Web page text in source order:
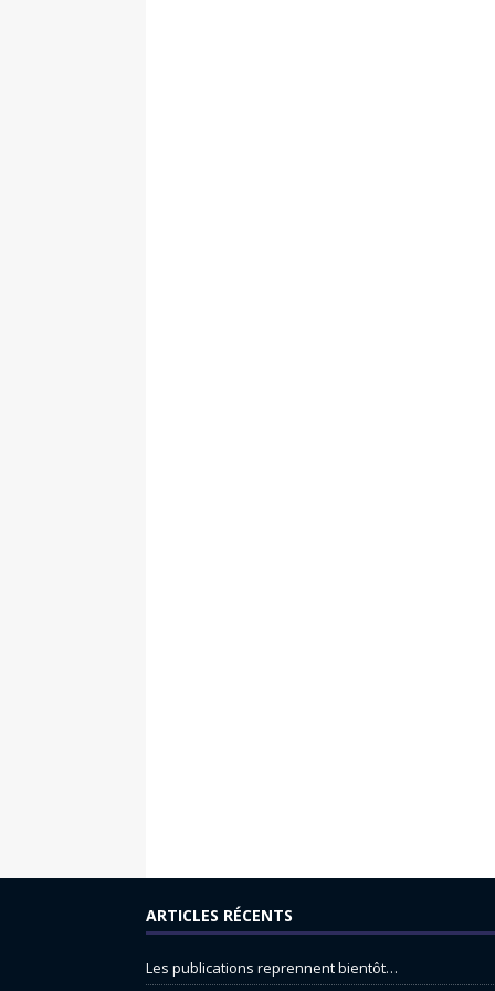
ARTICLES RÉCENTS
Les publications reprennent bientôt…